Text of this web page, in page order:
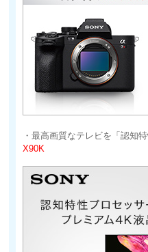
・最高画質なテレビを「認知
X90K